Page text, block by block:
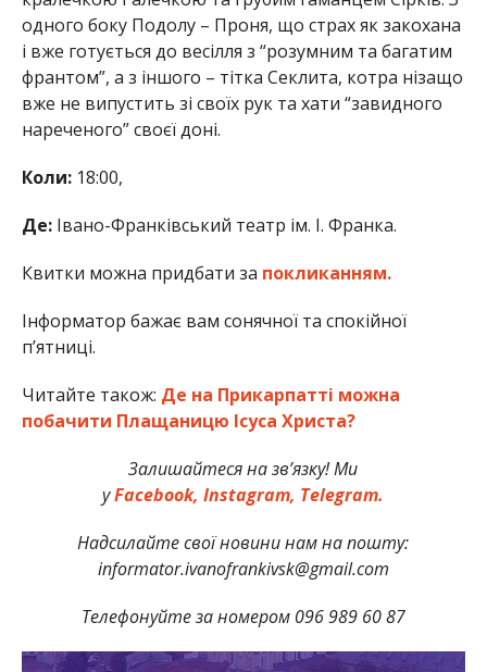
одного боку Подолу – Проня, що страх як закохана
і вже готується до весілля з “розумним та багатим
франтом”, а з іншого – тітка Секлита, котра нізащо
вже не випустить зі своїх рук та хати “завидного
нареченого” своєї доні.
Коли:18:00,
Де: Івано-Франківський театр ім. І. Франка.
Квитки можна придбати за покликанням.
Інформатор бажає вам сонячної та спокійної
п’ятниці.
Читайте також: Де на Прикарпатті можна
побачити Плащаницю Ісуса Христа?
Залишайтеся на зв’язку! Ми
уFacebook, Instagram, Telegram.
Надсилайте свої новини нам на пошту:
informator.ivanofrankivsk@gmail.com
Телефонуйте за номером 096 989 60 87